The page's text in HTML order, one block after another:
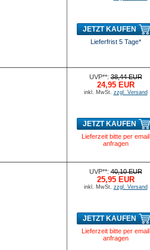
JETZT KAUFEN
Lieferfrist 5 Tage*
UVP**:38,44 EUR
24,95 EUR
inkl. MwSt. zzgl. Versand
JETZT KAUFEN
Lieferzeit bitte per email
anfragen
UVP**:40,10 EUR
25,95 EUR
inkl. MwSt. zzgl. Versand
JETZT KAUFEN
Lieferzeit bitte per email
anfragen